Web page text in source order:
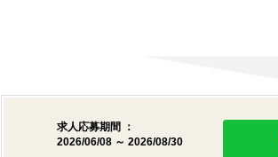
求人応募期間 ：
2026/06/08 ～ 2026/08/30